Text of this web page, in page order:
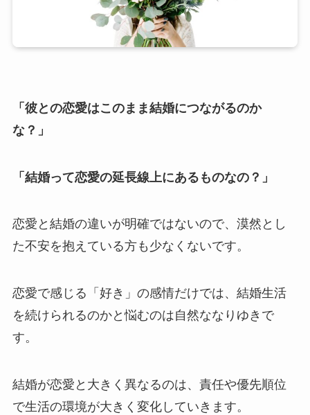
「彼との恋愛はこのまま結婚につながるのか
な？」
「結婚って恋愛の延長線上にあるものなの？」
恋愛と結婚の違いが明確ではないので、漠然とし
た不安を抱えている方も少なくないです。
恋愛で感じる「好き」の感情だけでは、結婚生活
を続けられるのかと悩むのは自然ななりゆきで
す。
結婚が恋愛と大きく異なるのは、責任や優先順位
で生活の環境が大きく変化していきます。